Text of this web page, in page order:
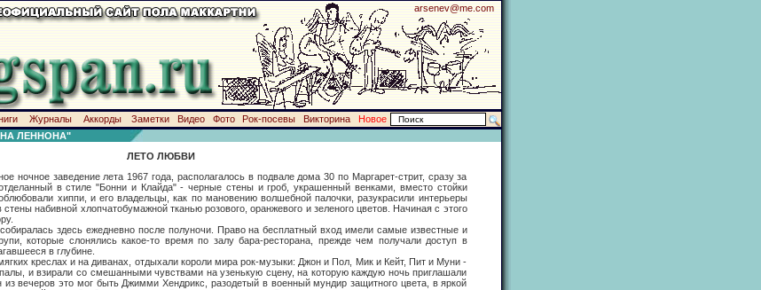
arsenev@me.com
Журналы Аккорды Заметки Видео Фото Рок-посевы Викторина
Новое
ЛЕННОНА"
ЛЕТО ЛЮБВИ
заведение лета 1967 года, располагалось в подвале дома 30 по Маргарет-стрит, сразу за
в стиле "Бонни и Клайда" - черные стены и гроб, украшенный венками, вместо стойки
хиппи, и его владельцы, как по мановению волшебной палочки, разукрасили интерьеры
стены набивной хлопчатобумажной тканью розового, оранжевого и зеленого цветов. Начиная с этого
здесь ежедневно после полуночи. Право на бесплатный вход имели самые известные и
которые слонялись какое-то время по залу бара-ресторана, прежде чем получали доступ в
в глубине.
креслах и на диванах, отдыхали короли мира рок-музыки: Джон и Пол, Мик и Кейт, Пит и Муни -
и взирали со смешанными чувствами на узенькую сцену, на которую каждую ночь приглашали
вечеров это мог быть Джимми Хендрикс, разодетый в военный мундир защитного цвета, в яркой